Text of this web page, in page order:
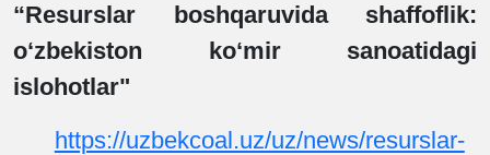
“Resurslar boshqaruvida shaffoflik:
o‘zbekiston ko‘mir sanoatidagi
islohotlar"
https://uzbekcoal.uz/uz/news/resurslar-